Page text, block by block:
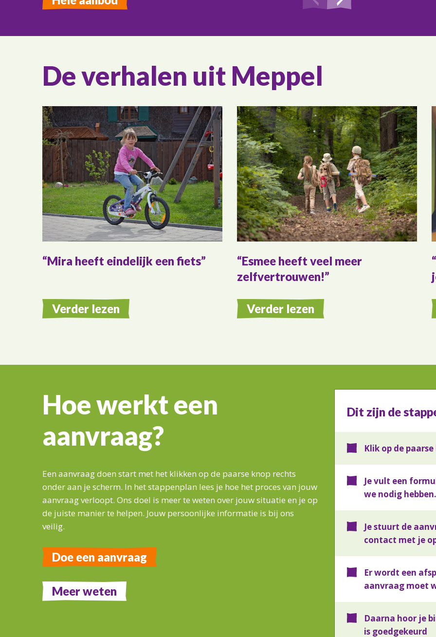
De verhalen uit Meppel
Mira heeft eindelijk een fiets
Verder lezen
Esmee heeft veel meer
zelfvertrouwen!
Verder lezen
Hoe werkt een
aanvraag?
Een aanvraag doen start met het klikken op de paarse knop rechts
onder aan je scherm. In het stappenplan lees je hoe het proces van jouw
aanvraag verloopt. Ons doel is meer te weten over jouw situatie en je op
de juiste manier te helpen. Jouw persoonlijke informatie is bij ons
veilig.
Doe een aanvraag
Meer weten
Dit zijn de
Klik op de
Je vult een
we nodig hebben.
Je stuurt de
contact met je
Er wordt een
aanvraag moet
Daarna hoor je
is goedgekeurd